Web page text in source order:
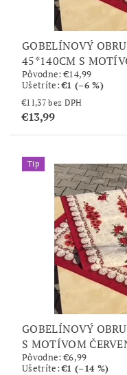
GOBELÍNOVÝ
45*140CM S
Pôvodne:€14,99
Ušetríte:€1 (–6 %)
€11,37 bez DPH
€13,99
Tip
GOBELÍNOVÝ
S MOTÍVOM
Pôvodne:€6,99
Ušetríte:€1 (–14 %)